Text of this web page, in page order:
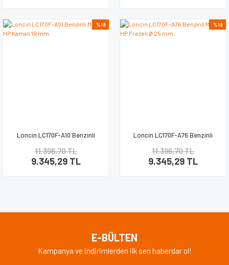
%18
Loncin LC170F-A10 Benzinli
11.396,70 TL
9.345,29 TL
%18
Loncin LC170F-A76 Benzinli
11.396,70 TL
9.345,29 TL
E-BÜLTEN
Kampanya ve indirimlerden ilk sen haberdar ol!